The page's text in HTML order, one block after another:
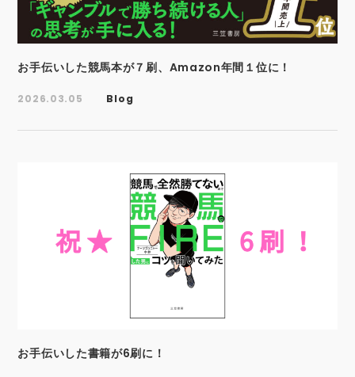
お手伝いした競馬本が７刷、Amazon年間１位に！
2026.03.05 Blog
お手伝いした書籍が6刷に！